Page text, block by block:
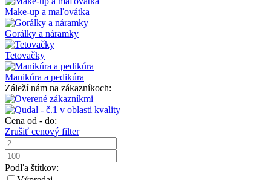
Make-up a maľovátka
Gorálky a náramky
Tetovačky
Manikúra a pedikúra
Záleží nám na zákazníkoch:
Cena od - do:
Zrušiť cenový filter
Podľa štítkov: